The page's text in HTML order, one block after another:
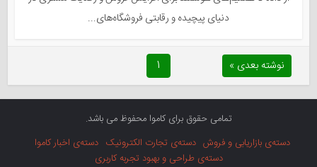
دنیای پیچیده و رقابتی فروشگاه‌های...
1 نوشته بعدی »
تمامی حقوق برای کاموا محفوظ می باشد.
دسته‌ی بازاریابی و فروش دسته‌ی تجارت الکترونیک دسته‌ی اخبار کاموا
دسته‌ی طراحی و بهبود تجربه کاربری